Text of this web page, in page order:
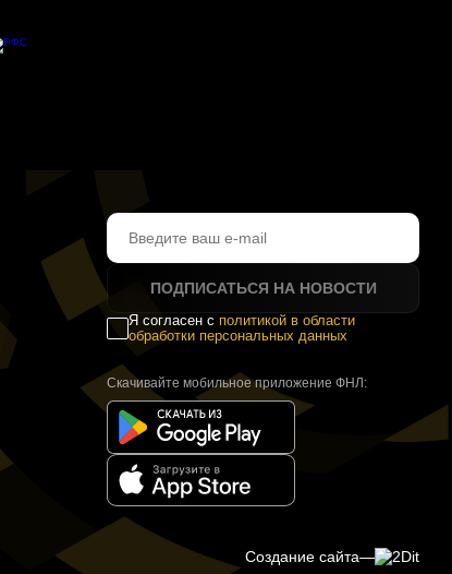
ПОДПИСАТЬСЯ НА НОВОСТИ
Я согласен с политикой в области
обработки персональных данных
Скачивайте мобильное приложение ФНЛ:
Создание сайта—